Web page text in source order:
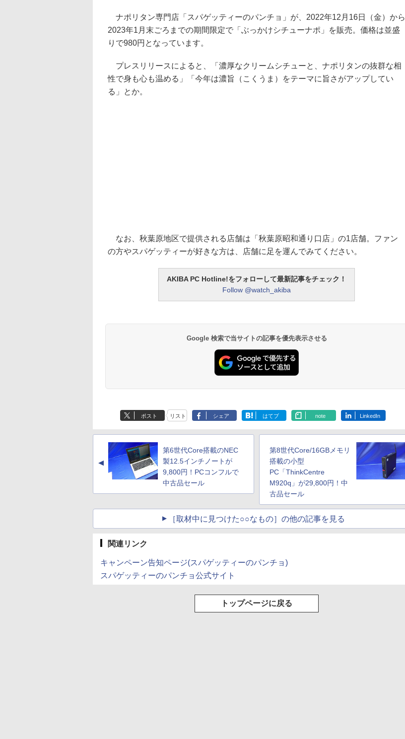
ナポリタン専門店「スパゲッティーのパンチョ」が、2022年12月16日（金）から
2023年1月末ごろまでの期間限定で「ぶっかけシチューナポ」を販売。価格は並盛
りで980円となっています。
プレスリリースによると、「濃厚なクリームシチューと、ナポリタンの抜群な相
性で身も心も温める」「今年は濃旨（こくうま）をテーマに旨さがアップしてい
る」とか。
なお、秋葉原地区で提供される店舗は「秋葉原昭和通り口店」の1店舗。ファン
の方やスパゲッティーが好きな方は、店舗に足を運んでみてください。
AKIBA PC Hotline!をフォローして最新記事をチェック！
Follow @watch_akiba
Google 検索で当サイトの記事を優先表示させる
ポスト リスト シェア はてブ note LinkedIn
▲
第6世代Core搭載のNEC
製12.5インチノートが
9,800円！PCコンフルで
中古品セール
第8世代Core/16GBメモリ
搭載の小型
PC「ThinkCentre
M920q」が29,800円！中
古品セール
［取材中に見つけた○○なもの］の他の記事を見る
関連リンク
キャンペーン告知ページ(スパゲッティーのパンチョ)
スパゲッティーのパンチョ公式サイト
トップページに戻る